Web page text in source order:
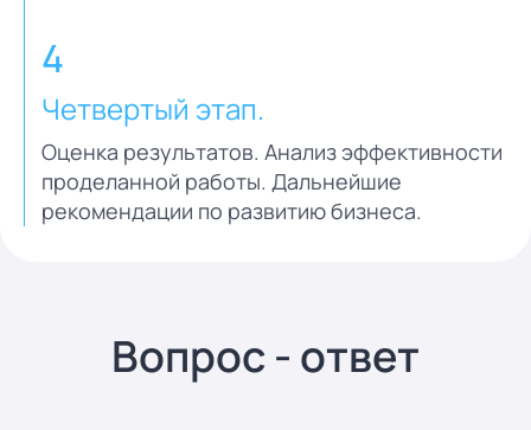
4
Четвертый этап.
Оценка результатов. Анализ эффективности
проделанной работы. Дальнейшие
рекомендации по развитию бизнеса.
Вопрос - ответ